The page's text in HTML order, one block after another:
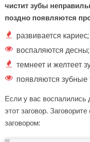
чистит зубы
поздно появляются
развивается кариес;
воспаляются десны;
темнеет и желтеет
появляются зубные
Если у вас
этот заговор.
заговором: